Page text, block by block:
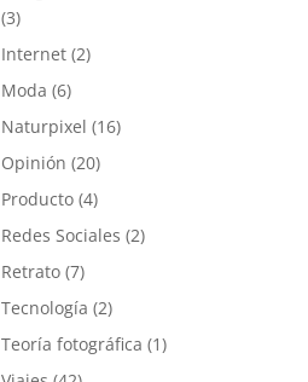
(3)
Internet (2)
Moda (6)
Naturpixel (16)
Opinión (20)
Producto (4)
Redes Sociales (2)
Retrato (7)
Tecnología (2)
Teoría fotográfica (1)